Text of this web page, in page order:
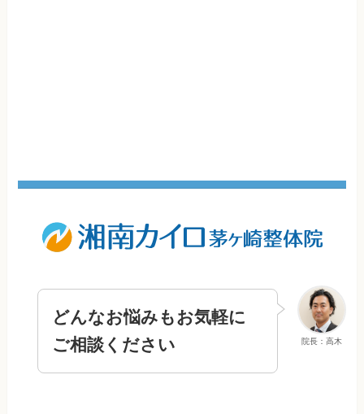
院長：高木
どんなお悩みもお気軽に
ご相談ください